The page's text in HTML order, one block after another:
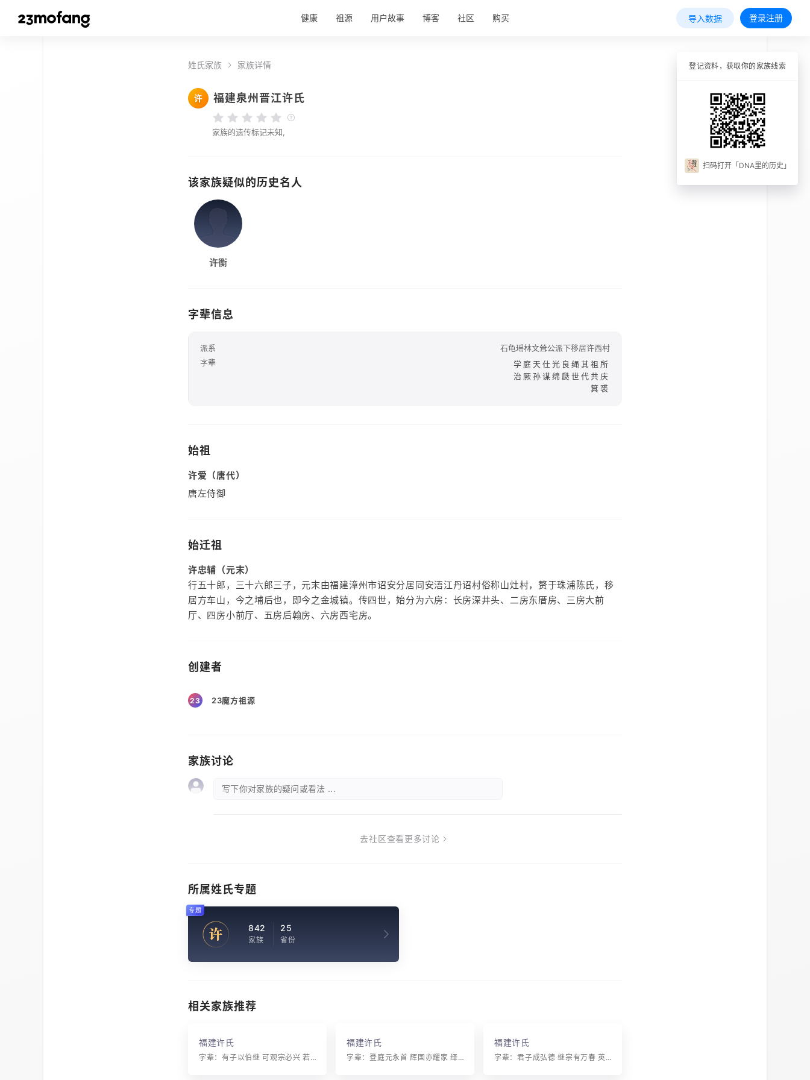
健康 祖源 用户故事 博客 社区 购买 导入数据 登录注册
姓氏家族 家族详情
许 福建泉州晋江许氏
家族的遗传标记未知,
该家族疑似的历史名人
许衡
字辈信息
派系
石龟瑶林文耸公派下移居许西村
字辈
学庭天仕光良绳其祖所
治厥孙谋绵瓞世代共庆
箕裘
始祖
许爱（唐代）
唐左侍御
始迁祖
许忠辅（元末）
行五十郎，三十六郎三子，元末由福建漳州市诏安分居同安浯江丹诏村俗称山灶村，赘于珠浦陈氏，移
居方车山，今之埔后也，即今之金城镇。传四世，始分为六房：长房深井头、二房东厝房、三房大前
厅、四房小前厅、五房后翰房、六房西宅房。
创建者
23 23魔方祖源
家族讨论
写下你对家族的疑问或看法 ...
去社区查看更多讨论
所属姓氏专题
许 842
家族
25
省份
专题
相关家族推荐
福建许氏
字辈：有子以伯继 可观宗必兴 若能敦自守 永见汝成名
福建许氏
字辈：登庭元永首 辉国亦耀家 绎恩平承业 海宇垂风声
福建许氏
字辈：君子成弘德 继宗有万春 英雄宜上国 百世永思存
登记资料，获取你的家族线索
扫码打开「DNA里的历史」